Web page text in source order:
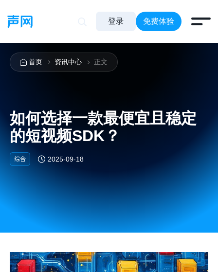
登录 免费体验
首页 资讯中心 正文
如何选择一款最便宜且稳定
的短视频SDK？
综合 2025-09-18